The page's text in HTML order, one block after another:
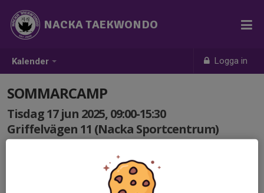
Kalender Logga in
NACKA TAEKWONDO
SOMMARCAMP
Tisdag 17 jun 2025, 09:00-15:30
Griffelvägen 11 (Nacka Sportcentrum)